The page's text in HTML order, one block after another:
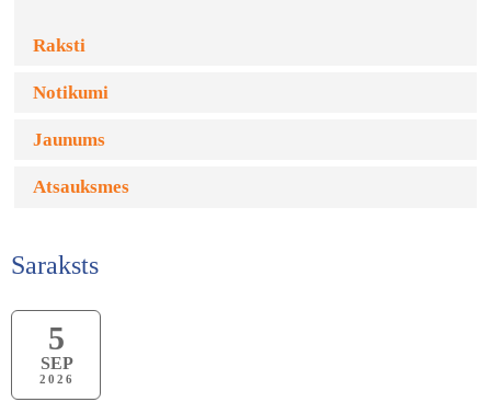
Raksti
Notikumi
Jaunums
Atsauksmes
Saraksts
5
SEP
2026